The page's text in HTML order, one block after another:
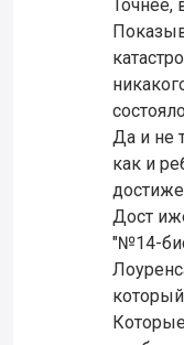
Точнее,
Да и не
как и
Дост
"№14-